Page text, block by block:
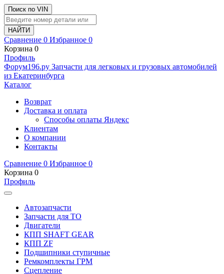
Поиск по VIN
Сравнение 0 Избранное 0
Корзина 0
Профиль
Фoрум196.ру Запчасти для легковых и грузовых автомобилей
из Екатеринбурга
Каталог
Возврат
Доставка и оплата
Способы оплаты Яндекс
Клиентам
О компании
Контакты
Сравнение 0 Избранное 0
Корзина 0
Профиль
Автозапчасти
Запчасти для ТО
Двигатели
КПП SHAFT GEAR
КПП ZF
Подшипники ступичные
Ремкомплекты ГРМ
Сцепление